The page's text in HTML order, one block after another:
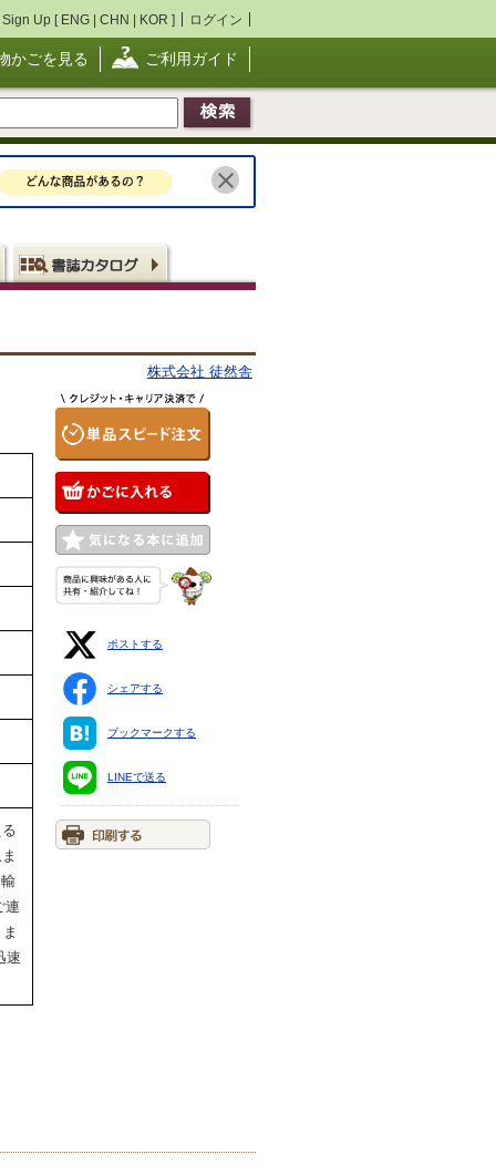
Sign Up [ ENG | CHN | KOR ] ログイン
かごを見る ご利用ガイド
株式会社 徒然舎
連
速
ポストする
シェアする
ブックマークする
LINEで送る